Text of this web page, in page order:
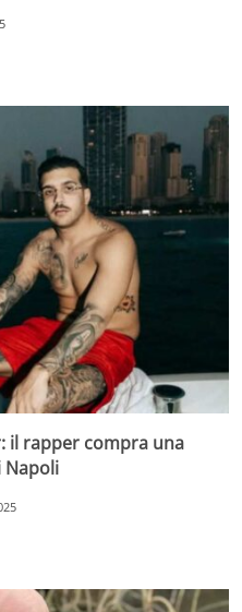
il rapper compra una
Napoli